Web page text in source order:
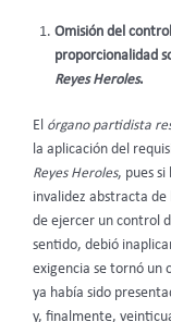
Omisión del
proporcionalidad
Reyes Heroles.
El órgano partidista
la aplicación del
Reyes Heroles, pues
invalidez abstracta
de ejercer un control
sentido, debió
exigencia se tornó un
ya había sido
y, finalmente,